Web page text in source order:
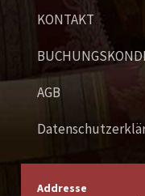
KONTAKT
AGB
Addresse